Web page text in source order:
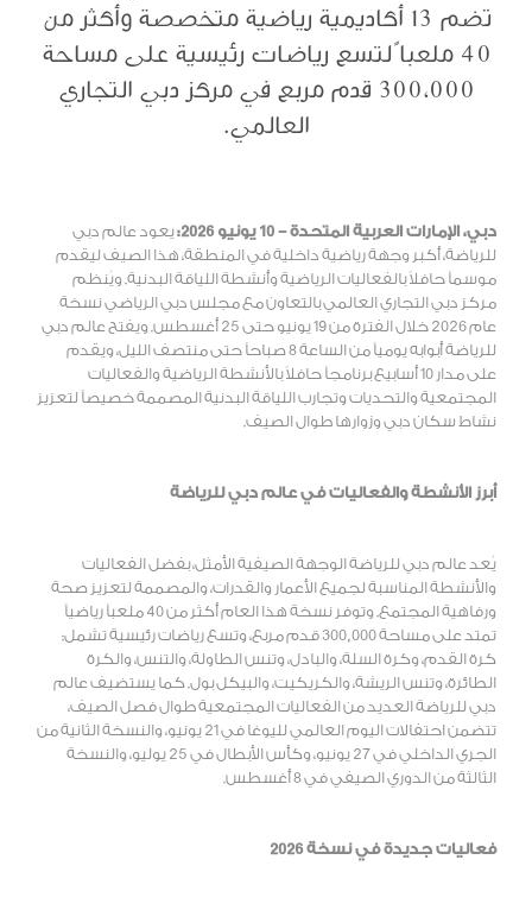
تضم 13 أكاديمية رياضية متخصصة وأكثر من
40 ملعباً لتسع رياضات رئيسية على مساحة
300,000 قدم مربع في مركز دبي التجاري
العالمي.
دبي، الإمارات العربية المتحدة – 10 يونيو 2026:
يعود عالم دبي
للرياضة، أكبر وجهة رياضية داخلية في المنطقة، هذا الصيف ليقدم
موسماً حافلاً بالفعاليات الرياضية وأنشطة اللياقة البدنية. ويُنظم
مركز دبي التجاري العالمي بالتعاون مع مجلس دبي الرياضي نسخة
عام 2026 خلال الفترة من 19 يونيو حتى 25 أغسطس. ويفتح عالم دبي
للرياضة أبوابه يومياً من الساعة 8 صباحاً حتى منتصف الليل، ويقدم
على مدار 10 أسابيع برنامجاً حافلاً بالأنشطة الرياضية والفعاليات
المجتمعية والتحديات وتجارب اللياقة البدنية المصممة خصيصاً لتعزيز
نشاط سكان دبي وزوارها طوال الصيف.
أبرز الأنشطة والفعاليات في عالم دبي للرياضة
يُعد عالم دبي للرياضة الوجهة الصيفية الأمثل، بفضل الفعاليات
والأنشطة المناسبة لجميع الأعمار والقدرات، والمصممة لتعزيز صحة
ورفاهية المجتمع. وتوفر نسخة هذا العام أكثر من 40 ملعباً رياضياً
تمتد على مساحة 300,000 قدم مربع، وتسع رياضات رئيسية تشمل:
كرة القدم، وكرة السلة، والبادل، وتنس الطاولة، والتنس، والكرة
الطائرة، وتنس الريشة، والكريكيت، والبيكل بول. كما يستضيف عالم
دبي للرياضة العديد من الفعاليات المجتمعية طوال فصل الصيف،
تتضمن احتفالات اليوم العالمي لليوغا في 21 يونيو، والنسخة الثانية من
الجري الداخلي في 27 يونيو، وكأس الأبطال في 25 يوليو، والنسخة
الثالثة من الدوري الصيفي في 8 أغسطس.
فعاليات جديدة في نسخة 2026